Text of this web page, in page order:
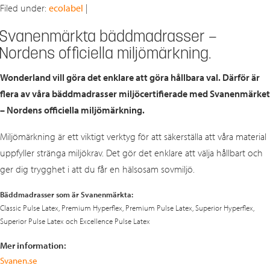
Filed under: ecolabel |
bäddmadrasser –
officiella miljömärkning.
Wonderland vill göra det enklare att göra hållbara val. Därför är
flera av våra bäddmadrasser miljöcertifierade med Svanenmärket
– Nordens officiella miljömärkning.
Miljömärkning är ett viktigt verktyg för att säkerställa att våra material
uppfyller stränga miljökrav. Det gör det enklare att välja hållbart och
ger dig trygghet i att du får en hälsosam sovmiljö.
Bäddmadrasser som är Svanenmärkta:
Classic Pulse Latex, Premium Hyperflex, Premium Pulse Latex, Superior Hyperflex,
Superior Pulse Latex och Excellence Pulse Latex
Mer information:
Svanen.se